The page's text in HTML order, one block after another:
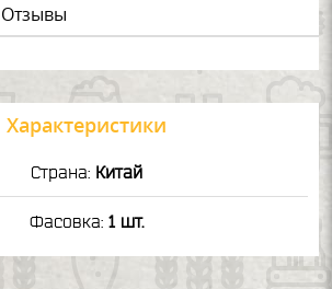
Отзывы
Характеристики
Страна: Китай
Фасовка: 1 шт.